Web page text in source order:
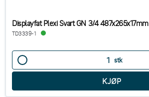
Displayfat Plexi Svart GN 3/4 487x265x17mm
TD3339-1
stk